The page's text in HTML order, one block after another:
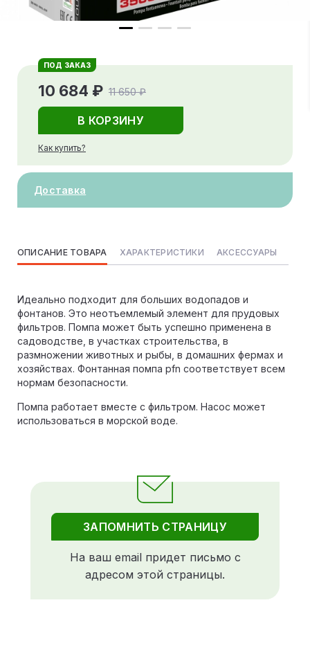
ПОД ЗАКАЗ
11 650 ₽
10 684 ₽
В КОРЗИНУ
Как купить?
Доставка
ОПИСАНИЕ ТОВАРА ХАРАКТЕРИСТИКИ АКСЕССУАРЫ
Идеально подходит для больших водопадов и
фонтанов. Это неотъемлемый элемент для прудовых
фильтров. Помпа может быть успешно применена в
садоводстве, в участках строительства, в
размножении животных и рыбы, в домашних фермах и
хозяйствах. Фoнтaнная помпа pfn соответствует всем
нормам безопасности.
Помпа работает вместе с фильтром. Насос может
использоваться в морской воде.
ЗАПОМНИТЬ СТРАНИЦУ
На ваш email придет письмо с
адресом этой страницы.